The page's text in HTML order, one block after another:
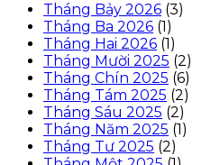
Tháng Bảy 2026 (3)
Tháng Ba 2026 (1)
Tháng Hai 2026 (1)
Tháng Mười 2025 (2)
Tháng Chín 2025 (6)
Tháng Tám 2025 (2)
Tháng Sáu 2025 (2)
Tháng Năm 2025 (1)
Tháng Tư 2025 (2)